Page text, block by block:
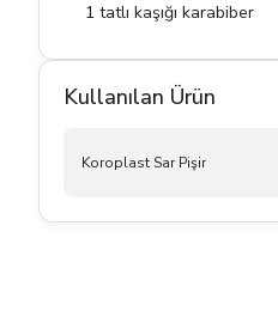
1 tatlı kaşığı karabiber
Kullanılan Ürün
Koroplast Sar Pişir